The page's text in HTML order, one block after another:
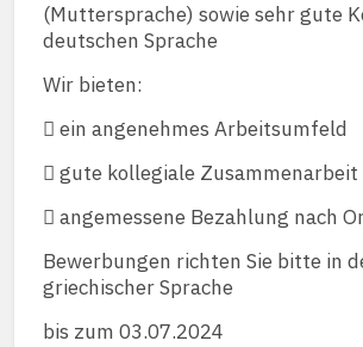
(Muttersprache) sowie sehr gute
deutschen Sprache
Wir bieten:
 ein angenehmes Arbeitsumfeld
 gute kollegiale Zusammenarbeit
 angemessene Bezahlung nach
Bewerbungen richten Sie bitte in
griechischer Sprache
bis zum 03.07.2024